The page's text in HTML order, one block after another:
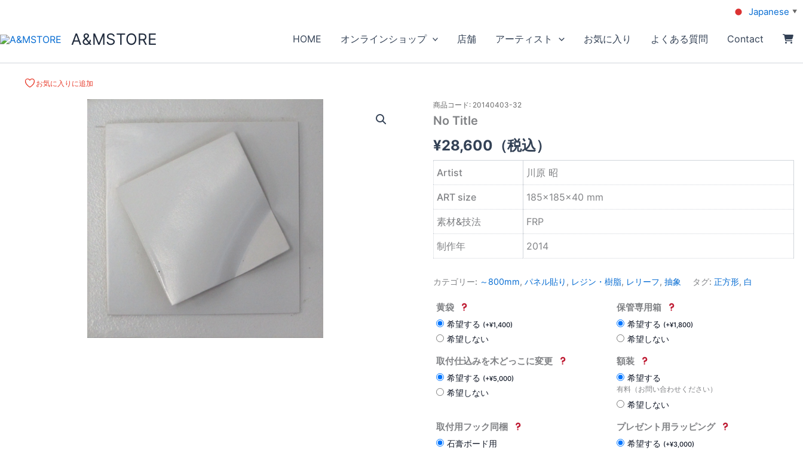
A&MSTORE HOME オンラインショップ 店舗 アーティスト お気に入り よくある質問 Contact
お気に入りに追加
商品コード: 20140403-32
No Title
¥28,600 （税込）
Artist 川原 昭
ART size 185×185×40 mm
素材&技法 FRP
制作年 2014
カテゴリー: ～800mm, パネル貼り , レジン・樹脂, レリーフ, 抽象 タグ: 正方形, 白
黄袋
希望する (+¥1,400)
希望しない
保管専用箱
希望する (+¥1,800)
希望しない
取付仕込みを木どっこに変更
希望する (+¥5,000)
希望しない
額装
希望する
有料（お問い合わせください）
希望しない
取付用フック同梱
石膏ボード用
プレゼント用ラッピング
希望する (+¥3,000)
Japanese ▼